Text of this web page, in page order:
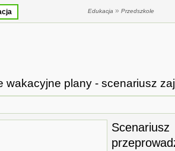
Edukacja » Przedszkole
wakacyjne plany - scenariusz